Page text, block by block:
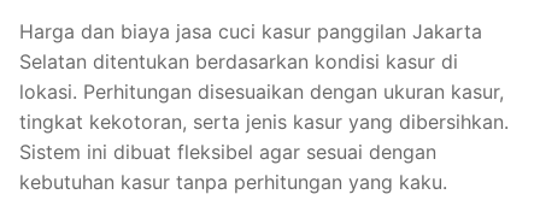
Harga dan biaya jasa cuci kasur panggilan Jakarta
Selatan ditentukan berdasarkan kondisi kasur di
lokasi. Perhitungan disesuaikan dengan ukuran kasur,
tingkat kekotoran, serta jenis kasur yang dibersihkan.
Sistem ini dibuat fleksibel agar sesuai dengan
kebutuhan kasur tanpa perhitungan yang kaku.